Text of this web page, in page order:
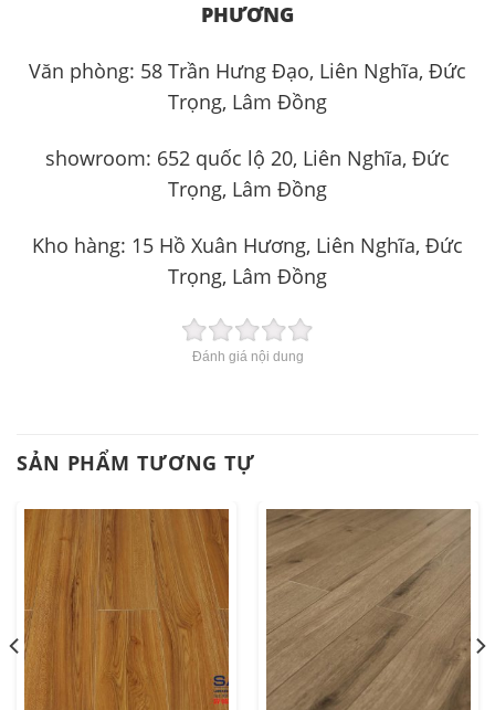
PHƯƠNG
Văn phòng: 58 Trần Hưng Đạo, Liên Nghĩa, Đức
Trọng, Lâm Đồng
showroom: 652 quốc lộ 20, Liên Nghĩa, Đức
Trọng, Lâm Đồng
Kho hàng: 15 Hồ Xuân Hương, Liên Nghĩa, Đức
Trọng, Lâm Đồng
Đánh giá nội dung
SẢN PHẨM TƯƠNG TỰ